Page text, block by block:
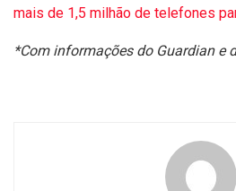
mais de 1,5 milhão de telefones
*Com informações do Guardian e